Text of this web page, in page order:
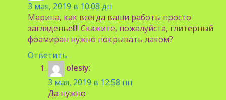
3 мая, 2019 в 10:08 дп
Марина, как всегда ваши работы просто
загляденье!!!! Скажите, пожалуйста, глитерный
фоамиран нужно покрывать лаком?
Ответить
olesiy:
3 мая, 2019 в 12:58 пп
Да нужно